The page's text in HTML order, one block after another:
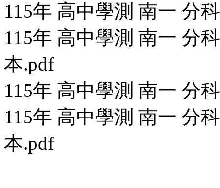
115年 高中學測 南一 分
115年 高中學測 南一 分
本.pdf
115年 高中學測 南一 分
115年 高中學測 南一 分
本.pdf